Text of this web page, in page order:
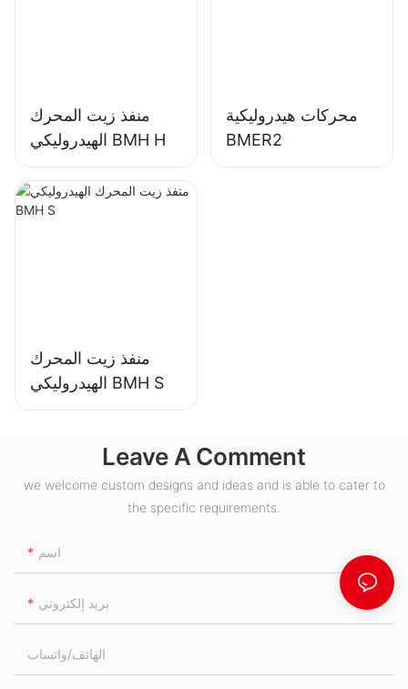
منفذ زيت المحرك
الهيدروليكي BMH H
محركات هيدروليكية
BMER2
منفذ زيت المحرك
الهيدروليكي BMH S
Leave A Comment
we welcome custom designs and ideas and is able to cater to
the specific requirements.
اسم
بريد إلكتروني
الهاتف/واتساب